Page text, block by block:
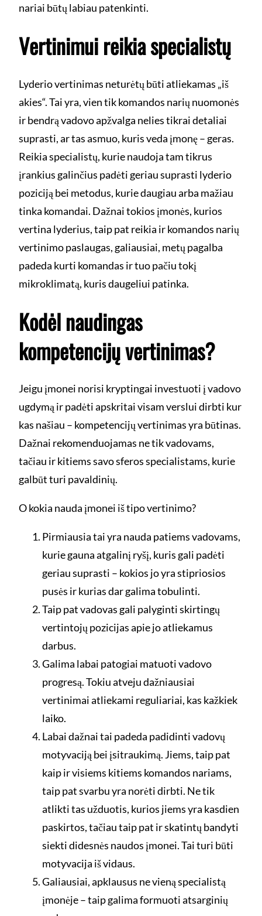
nariai būtų labiau patenkinti.
Vertinimui reikia specialistų
Lyderio vertinimas neturėtų būti atliekamas „iš
akies“. Tai yra, vien tik komandos narių nuomonės
ir bendrą vadovo apžvalga nelies tikrai detaliai
suprasti, ar tas asmuo, kuris veda įmonę – geras.
Reikia specialistų, kurie naudoja tam tikrus
įrankius galinčius padėti geriau suprasti lyderio
poziciją bei metodus, kurie daugiau arba mažiau
tinka komandai. Dažnai tokios įmonės, kurios
vertina lyderius, taip pat reikia ir komandos narių
vertinimo paslaugas, galiausiai, metų pagalba
padeda kurti komandas ir tuo pačiu tokį
mikroklimatą, kuris daugeliui patinka.
Kodėl naudingas
kompetencijų vertinimas?
Jeigu įmonei norisi kryptingai investuoti į vadovo
ugdymą ir padėti apskritai visam verslui dirbti kur
kas našiau – kompetencijų vertinimas yra būtinas.
Dažnai rekomenduojamas ne tik vadovams,
tačiau ir kitiems savo sferos specialistams, kurie
galbūt turi pavaldinių.
O kokia nauda įmonei iš tipo vertinimo?
Pirmiausia tai yra nauda patiems vadovams,
kurie gauna atgalinį ryšį, kuris gali padėti
geriau suprasti – kokios jo yra stipriosios
pusės ir kurias dar galima tobulinti.
Taip pat vadovas gali palyginti skirtingų
vertintojų pozicijas apie jo atliekamus
darbus.
Galima labai patogiai matuoti vadovo
progresą. Tokiu atveju dažniausiai
vertinimai atliekami reguliariai, kas kažkiek
laiko.
Labai dažnai tai padeda padidinti vadovų
motyvaciją bei įsitraukimą. Jiems, taip pat
kaip ir visiems kitiems komandos nariams,
taip pat svarbu yra norėti dirbti. Ne tik
atlikti tas užduotis, kurios jiems yra kasdien
paskirtos, tačiau taip pat ir skatintų bandyti
siekti didesnės naudos įmonei. Tai turi būti
motyvacija iš vidaus.
Galiausiai, apklausus ne vieną specialistą
įmonėje – taip galima formuoti atsarginių